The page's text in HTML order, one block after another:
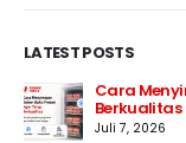
LATEST POSTS
Cara
Berkualitas
Juli 7, 2026